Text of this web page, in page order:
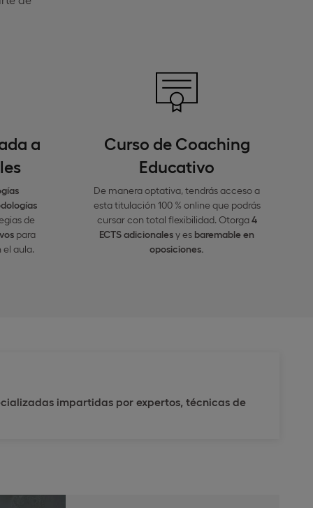
a
de
para
aula.
Curso de Coaching
Educativo
De manera optativa, tendrás acceso a
esta titulación 100 % online que podrás
cursar con total flexibilidad. Otorga4
ECTS adicionalesy es baremable en
oposiciones.
impartidas por expertos, técnicas de